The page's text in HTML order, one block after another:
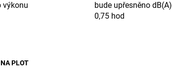
výkonu
bude upřesněno dB(A)
0,75 hod
PLOT